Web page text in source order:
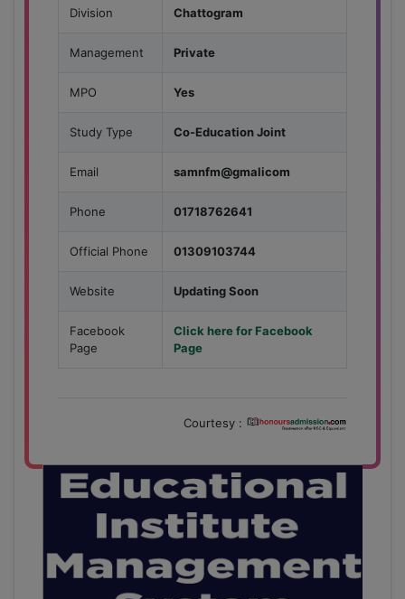
Division Chattogram
Management Private
MPO Yes
Study Type Co-Education Joint
Email samnfm@gmalicom
Phone 01718762641
Official Phone 01309103744
Website Updating Soon
Facebook
Page
Click here for Facebook
Page
Courtesy :
বাজেটের মধ্যে প্রাইভেট ইউনিভার্সিটিতে অনার্স পড়ার সুযোগ।